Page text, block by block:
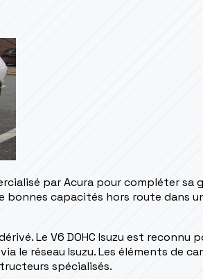
par Acura pour compléter
capacités hors route dans
Le V6 DOHC Isuzu est
le réseau Isuzu. Les éléments de
spécialisés.